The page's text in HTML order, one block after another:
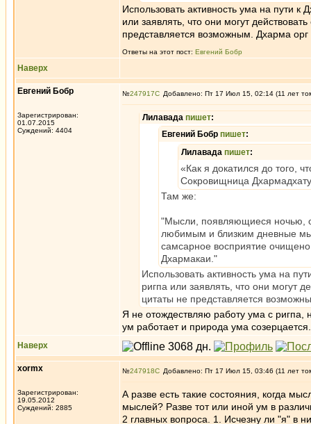
Использовать активность ума на пути к
или заявлять, что они могут
представляется возможным. Дхарма
Ответы на этот пост: Евгений Бобр
Наверх
Евгений Бобр
Зарегистрирован:
01.07.2015
Суждений: 4404
№247917 Добавлено: Пт 17 Июл 15, 02:14 (11 лет
Лилавада пишет:
Евгений Бобр пишет:
Лилавада пишет:
«Как я докатился до того,
Сокровищница
Там же:
"Мысли, появляющиеся ночью,
любимым и близким дневные
самсарное восприятие
Дхармакаи."
Использовать активность ума на
ригпа или заявлять, что они могут
цитаты не представляется
Я не отождествляю работу ума с
ум работает и природа ума созерцается.
Наверх
xormx
Зарегистрирован:
19.05.2012
Суждений: 2885
№247918 Добавлено: Пт 17 Июл 15, 03:46 (11 лет
А разве есть такие состояния, когда
мыслей? Разве тот или иной ум в
2 главных вопроса. 1. Исчезну ли "я" в